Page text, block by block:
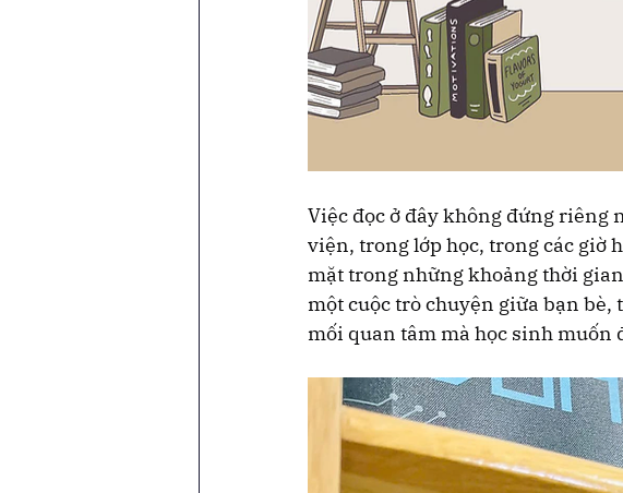
Việc đọc ở đây không đứng riêng
viện, trong lớp học, trong các giờ
mặt trong những khoảng thời
một cuộc trò chuyện giữa bạn bè,
mối quan tâm mà học sinh muốn